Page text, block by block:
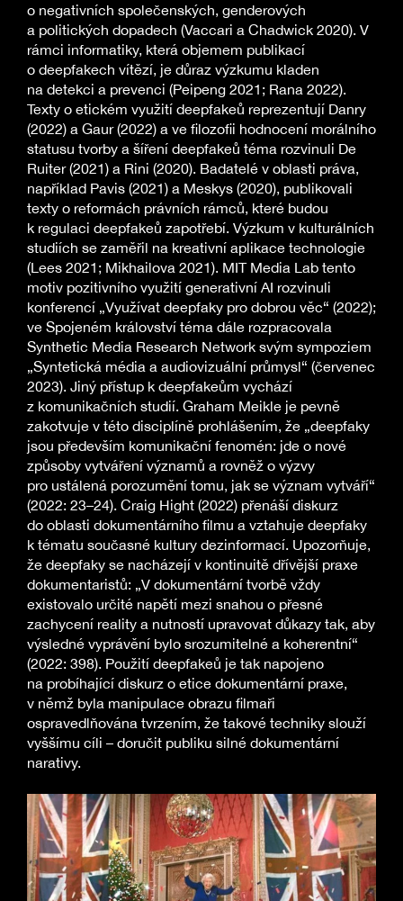
o negativních společenských, genderových
a politických dopadech (Vaccari a Chadwick 2020). V
rámci informatiky, která objemem publikací
o deepfakech vítězí, je důraz výzkumu kladen
na detekci a prevenci (Peipeng 2021; Rana 2022).
Texty o etickém využití deepfakeů reprezentují Danry
(2022) a Gaur (2022) a ve filozofii hodnocení morálního
statusu tvorby a šíření deepfakeů téma rozvinuli De
Ruiter (2021) a Rini (2020). Badatelé v oblasti práva,
například Pavis (2021) a Meskys (2020), publikovali
texty o reformách právních rámců, které budou
k regulaci deepfakeů zapotřebí. Výzkum v kulturálních
studiích se zaměřil na kreativní aplikace technologie
(Lees 2021; Mikhailova 2021). MIT Media Lab tento
motiv pozitivního využití generativní AI rozvinuli
konferencí „Využívat deepfaky pro dobrou věc“ (2022);
ve Spojeném království téma dále rozpracovala
Synthetic Media Research Network svým sympoziem
„Syntetická média a audiovizuální průmysl“ (červenec
2023). Jiný přístup k deepfakeům vychází
z komunikačních studií. Graham Meikle je pevně
zakotvuje v této disciplíně prohlášením, že „deepfaky
jsou především komunikační fenomén: jde o nové
způsoby vytváření významů a rovněž o výzvy
pro ustálená porozumění tomu, jak se význam vytváří“
(2022: 23–24). Craig Hight (2022) přenáší diskurz
do oblasti dokumentárního filmu a vztahuje deepfaky
k tématu současné kultury dezinformací. Upozorňuje,
že deepfaky se nacházejí v kontinuitě dřívější praxe
dokumentaristů: „V dokumentární tvorbě vždy
existovalo určité napětí mezi snahou o přesné
zachycení reality a nutností upravovat důkazy tak, aby
výsledné vyprávění bylo srozumitelné a koherentní“
(2022: 398). Použití deepfakeů je tak napojeno
na probíhající diskurz o etice dokumentární praxe,
v němž byla manipulace obrazu filmaři
ospravedlňována tvrzením, že takové techniky slouží
vyššímu cíli – doručit publiku silné dokumentární
narativy.